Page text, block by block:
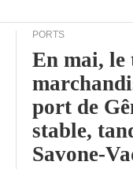
PORTS
En mai, le
port de
stable,
Savone-